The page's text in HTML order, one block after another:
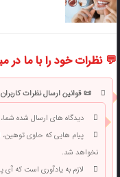
💬 نظرات خود را با ما در
📜 قوانین ارسال نظرات کاربران
دیدگاه های ارسال شده
پیام هایی که حاوی توهین،
نخواهد شد.
لازم به یادآوری است که